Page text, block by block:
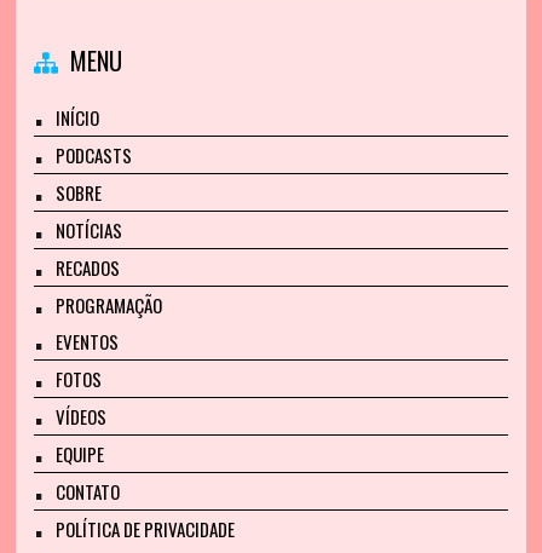
MENU
INÍCIO
PODCASTS
SOBRE
NOTÍCIAS
RECADOS
PROGRAMAÇÃO
EVENTOS
FOTOS
VÍDEOS
EQUIPE
CONTATO
POLÍTICA DE PRIVACIDADE